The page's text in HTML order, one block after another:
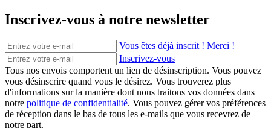
Inscrivez-vous à notre newsletter
Vous êtes déjà inscrit ! Merci !
Inscrivez-vous
Tous nos envois comportent un lien de désinscription. Vous pouvez
vous désinscrire quand vous le désirez. Vous trouverez plus
d'informations sur la manière dont nous traitons vos données dans
notre politique de confidentialité. Vous pouvez gérer vos préférences
de réception dans le bas de tous les e-mails que vous recevrez de
notre part.